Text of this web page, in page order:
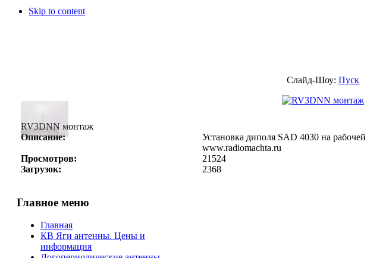
Skip to content
Слайд-Шоу:Пуск
RV3DNN монтаж
Описание:
Установка диполя SAD 4030 на
www.radiomachta.ru
Просмотров:
21524
Загрузок:
2368
Главное меню
Главная
КВ Яги антенны. Цены и
информация